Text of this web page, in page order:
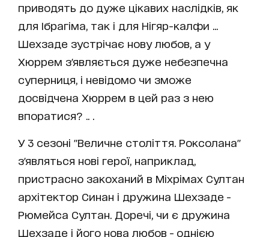
приводять до дуже цікавих наслідків, як
для Ібрагіма, так і для Нігяр-калфи ...
Шехзаде зустрічає нову любов, а у
Хюррем з'являється дуже небезпечна
суперниця, і невідомо чи зможе
досвідчена Хюррем в цей раз з нею
впоратися? .. .
У 3 сезоні "Величне століття. Роксолана"
з'являться нові герої, наприклад,
пристрасно закоханий в Міхрімах Султан
архітектор Синан і дружина Шехзаде -
Рюмейса Султан. Доречі, чи є дружина
Шехзаде і його нова любов - однією